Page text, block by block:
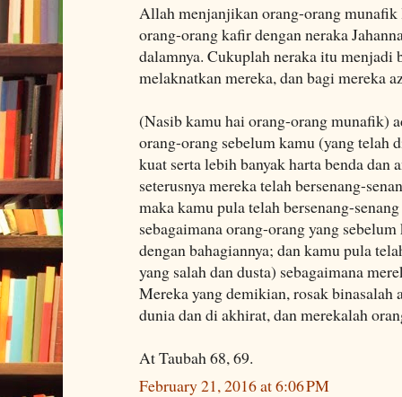
Allah menjanjikan orang-orang munafik
orang-orang kafir dengan neraka
dalamnya. Cukuplah neraka itu menjadi
melaknatkan mereka, dan bagi mereka
(Nasib kamu hai orang-orang munafik)
orang-orang sebelum kamu (yang telah
kuat serta lebih banyak harta benda dan
seterusnya mereka telah bersenang-
maka kamu pula telah bersenang-
sebagaimana orang-orang yang
dengan bahagiannya; dan kamu pula
yang salah dan dusta) sebagaimana
Mereka yang demikian, rosak binasalah
dunia dan di akhirat, dan merekalah
At Taubah 68, 69.
February 21, 2016 at 6:06 PM